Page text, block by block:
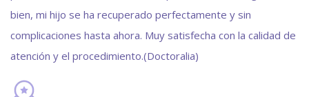
bien, mi hijo se ha recuperado perfectamente y sin
complicaciones hasta ahora. Muy satisfecha con la calidad de
atención y el procedimiento.(Doctoralia)